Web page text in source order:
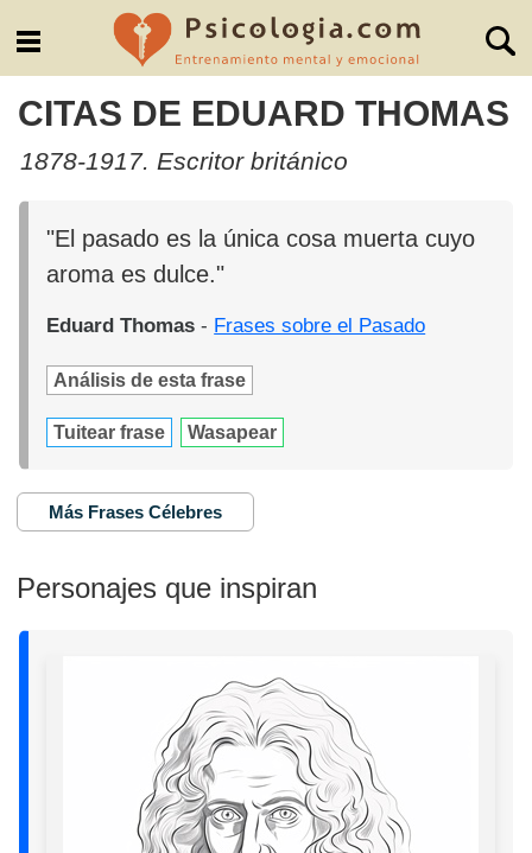
CITAS DE EDUARD THOMAS
1878-1917. Escritor británico
"El pasado es la única cosa muerta cuyo
aroma es dulce."
Eduard Thomas - Frases sobre el Pasado
Análisis de esta frase
Tuitear frase Wasapear
Más Frases Célebres
Personajes que inspiran